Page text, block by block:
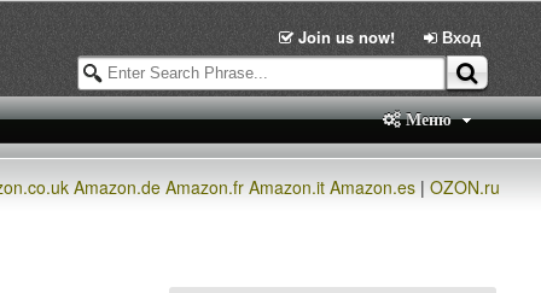
Join us now! Вход
Меню
Amazon.de Amazon.fr Amazon.it Amazon.es |OZON.ru